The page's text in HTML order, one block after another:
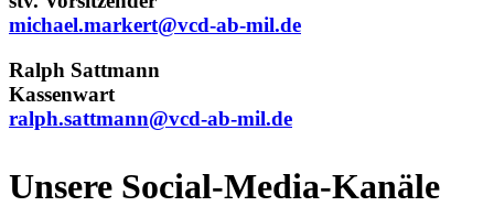
michael.markert@vcd-ab-mil.de
Ralph Sattmann
Kassenwart
ralph.sattmann@vcd-ab-mil.de
Unsere Social-Media-Kanäle